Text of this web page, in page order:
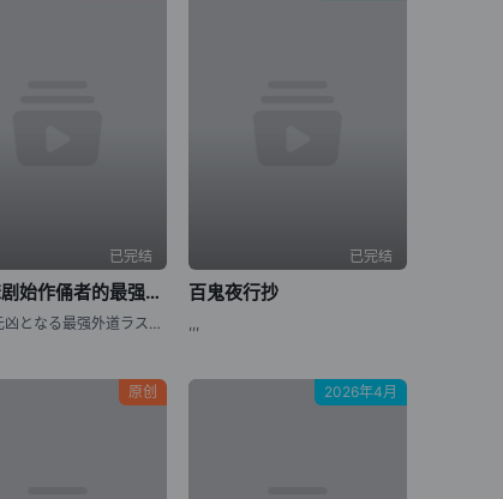
已完结
身为悲剧始作俑者的最强邪恶BOSS女王为民竭心尽力。 第二季
悲剧の元凶となる最强外道ラスボス女王は民の为に尽くします。Season2,Higeki no Genkyou to Naru Saikyou Gedou Last Boss Joou wa Tami no Tame ni Tsukushimasu. Season 2,The Most Heretical Last Boss Queen: From Villainess to Savior Season 2,Higeki no Genkyou to Naru Saikyou Gedou Last Boss
已完结
百鬼夜行抄
,,,
原创 2026年4月